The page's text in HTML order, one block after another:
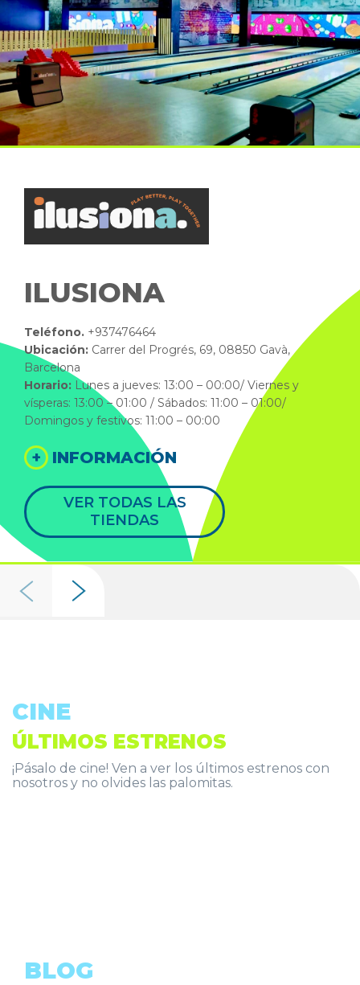
ILUSIONA
Teléfono. +937476464
Ubicación: Carrer del Progrés, 69, 08850 Gavà,
Barcelona
Horario: Lunes a jueves: 13:00 – 00:00/ Viernes y
vísperas: 13:00 – 01:00 / Sábados: 11:00 – 01:00/
Domingos y festivos: 11:00 – 00:00
+ INFORMACIÓN
VER TODAS LAS
TIENDAS
CINE
ÚLTIMOS ESTRENOS
¡Pásalo de cine! Ven a ver los últimos estrenos con
nosotros y no olvides las palomitas.
BLOG